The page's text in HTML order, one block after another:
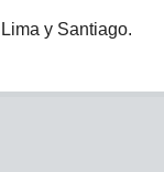
y Santiago.